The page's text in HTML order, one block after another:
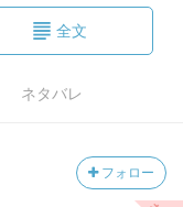
全文
ネタバレ
フォロー